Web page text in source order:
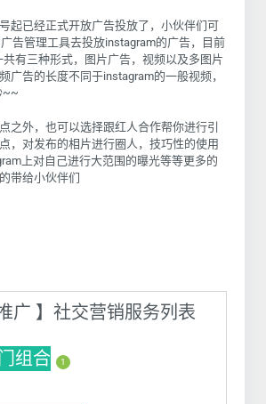
起已经正式开放广告投放了，小伙伴们可
告管理工具去投放instagram的广告，目前
有三种形式，图片广告，视频以及多图片
广告的长度不同于instagram的一般视频，
~~
之外，也可以选择跟红人合作帮你进行引
，对发布的相片进行圈人，技巧性的使用
上对自己进行大范围的曝光等等更多的
带给小伙伴们
广 】社交营销服务列表
组合 1